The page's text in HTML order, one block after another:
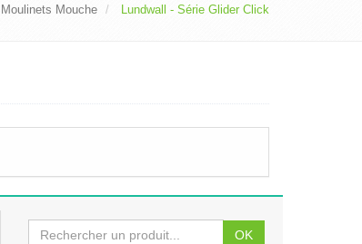
Moulinets Mouche Lundwall - Série Glider Click
OK